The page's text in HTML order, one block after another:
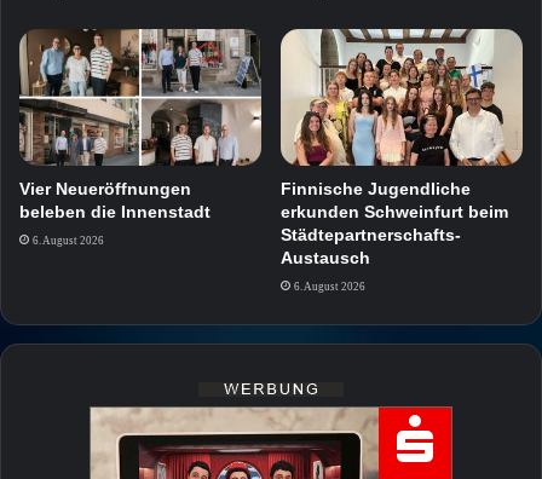
Vier Neueröffnungen
beleben die Innenstadt
6. August 2026
Finnische Jugendliche
erkunden Schweinfurt beim
Städtepartnerschafts-
Austausch
6. August 2026